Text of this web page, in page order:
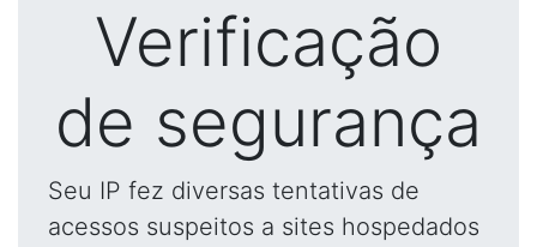
Verificação
de segurança
Seu IP fez diversas tentativas de
acessos suspeitos a sites hospedados